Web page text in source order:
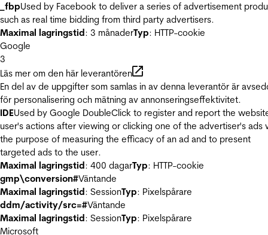
_fbpUsed by Facebook to deliver a series of advertisement
such as real time bidding from third party advertisers.
Maximal lagringstid: 3 månaderTyp: HTTP-cookie
Google
3
Läs mer om den här leverantören
En del av de uppgifter som samlas in av denna leverantör är
för personalisering och mätning av annonseringseffektivitet.
IDEUsed by Google DoubleClick to register and report the
user's actions after viewing or clicking one of the advertiser's ads
the purpose of measuring the efficacy of an ad and to present
targeted ads to the user.
Maximal lagringstid: 400 dagarTyp: HTTP-cookie
gmp\conversion#Väntande
Maximal lagringstid: SessionTyp: Pixelspårare
ddm/activity/src=#Väntande
Maximal lagringstid: SessionTyp: Pixelspårare
Microsoft